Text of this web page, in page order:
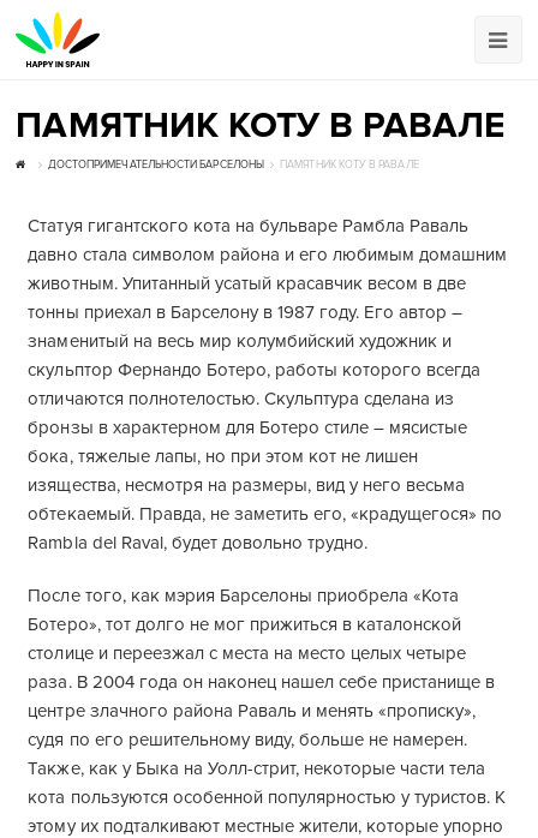
ПАМЯТНИК КОТУ В РАВАЛЕ
ДОСТОПРИМЕЧАТЕЛЬНОСТИ БАРСЕЛОНЫ ПАМЯТНИК КОТУ В РАВАЛЕ
Статуя гигантского кота на бульваре Рамбла Раваль
давно стала символом района и его любимым домашним
животным. Упитанный усатый красавчик весом в две
тонны приехал в Барселону в 1987 году. Его автор –
знаменитый на весь мир колумбийский художник и
скульптор Фернандо Ботеро, работы которого всегда
отличаются полнотелостью. Скульптура сделана из
бронзы в характерном для Ботеро стиле – мясистые
бока, тяжелые лапы, но при этом кот не лишен
изящества, несмотря на размеры, вид у него весьма
обтекаемый. Правда, не заметить его, «крадущегося» по
Rambla del Raval, будет довольно трудно.
После того, как мэрия Барселоны приобрела «Кота
Ботеро», тот долго не мог прижиться в каталонской
столице и переезжал с места на место целых четыре
раза. В 2004 года он наконец нашел себе пристанище в
центре злачного района Раваль и менять «прописку»,
судя по его решительному виду, больше не намерен.
Также, как у Быка на Уолл-стрит, некоторые части тела
кота пользуются особенной популярностью у туристов. К
этому их подталкивают местные жители, которые упорно